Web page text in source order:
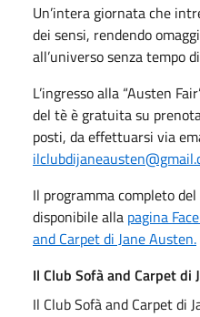
Un’intera giornata che
dei sensi, rendendo
all’universo senza tempo
L’ingresso alla “Austen
del tè è gratuita su
posti, da effettuarsi via
Il programma completo
disponibile alla pagina
and Carpet di Jane Austen.
Il Club Sofà and Carpet di
Il Club Sofà and Carpet di